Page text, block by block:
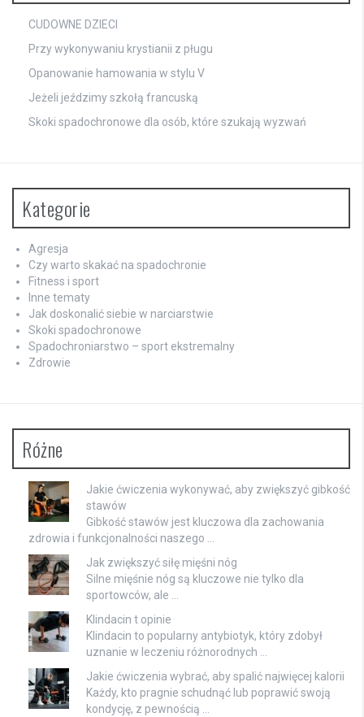
CUDOWNE DZIECI
Przy wykonywaniu krystianii z pługu
Opanowanie hamowania w stylu V
Jeżeli jeździmy szkołą francuską
Skoki spadochronowe dla osób, które szukają wyzwań
Kategorie
Agresja
Czy warto skakać na spadochronie
Fitness i sport
Inne tematy
Jak doskonalić siebie w narciarstwie
Skoki spadochronowe
Spadochroniarstwo – sport ekstremalny
Zdrowie
Różne
Jakie ćwiczenia wykonywać, aby zwiększyć gibkość
stawów
Gibkość stawów jest kluczowa dla zachowania
zdrowia i funkcjonalności naszego …
Jak zwiększyć siłę mięśni nóg
Silne mięśnie nóg są kluczowe nie tylko dla
sportowców, ale …
Klindacin t opinie
Klindacin to popularny antybiotyk, który zdobył
uznanie w leczeniu różnorodnych …
Jakie ćwiczenia wybrać, aby spalić najwięcej kalorii
Każdy, kto pragnie schudnąć lub poprawić swoją
kondycję, z pewnością …